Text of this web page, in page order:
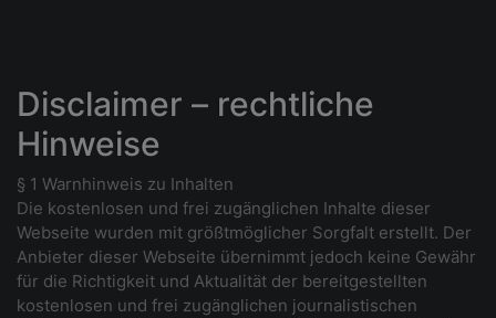
Disclaimer – rechtliche
Hinweise
§ 1 Warnhinweis zu Inhalten
Die kostenlosen und frei zugänglichen Inhalte dieser
Webseite wurden mit größtmöglicher Sorgfalt erstellt. Der
Anbieter dieser Webseite übernimmt jedoch keine Gewähr
für die Richtigkeit und Aktualität der bereitgestellten
kostenlosen und frei zugänglichen journalistischen